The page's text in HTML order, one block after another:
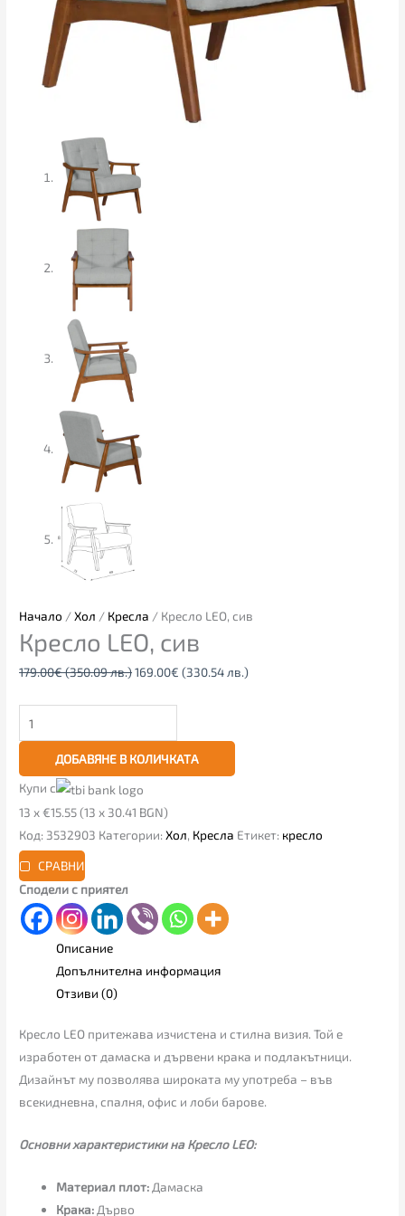
Начало /Хол / Кресла / Кресло LEO, сив
Кресло LEO, сив
179.00€(350.09 лв.)169.00€ (330.54 лв.)
ДОБАВЯНЕ В КОЛИЧКАТА
Купи с
13 x €15.55 (13 x 30.41 BGN)
Код: 3532903 Категории:Хол, Кресла Етикет: кресло
СРАВНИ
Сподели с приятел
Описание
Допълнителна информация
Отзиви (0)
Кресло LEO притежава изчистена и стилна визия. Той е
изработен от дамаска и дървени крака и подлакътници.
Дизайнът му позволява широката му употреба – във
всекидневна, спалня, офис и лоби барове.
Основни характеристики на Кресло LEO:
Материал плот: Дамаска
Крака: Дърво